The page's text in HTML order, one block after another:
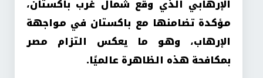
الإرهابي الذي وقع شمال غرب باكستان،
مؤكدة تضامنها مع باكستان في مواجهة
الإرهاب، وهو ما يعكس التزام مصر
بمكافحة هذه الظاهرة عالميًا.